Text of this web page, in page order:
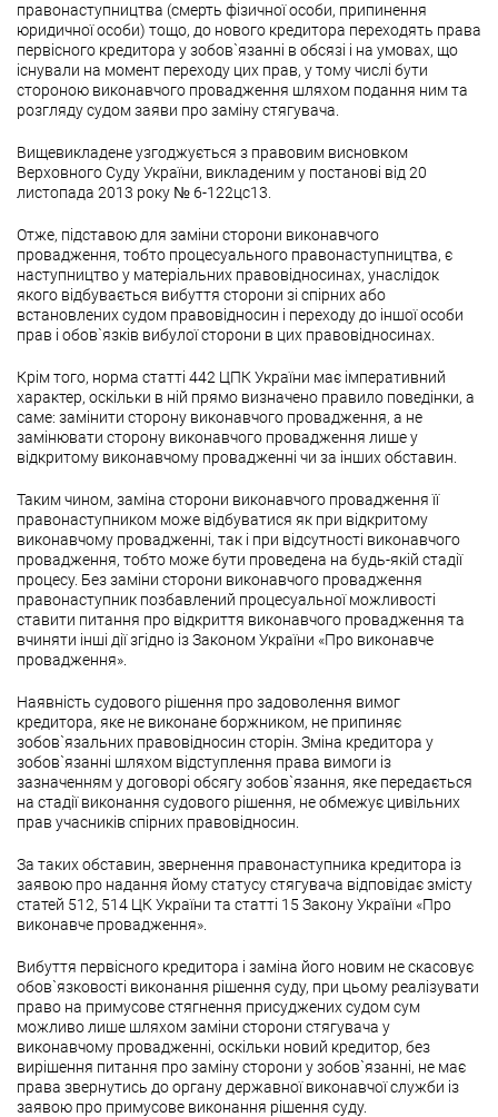
правонаступництва (смерть фізичної особи, припинення
юридичної особи) тощо, до нового кредитора переходять права
первісного кредитора у зобов`язанні в обсязі і на умовах, що
існували на момент переходу цих прав, у тому числі бути
стороною виконавчого провадження шляхом подання ним та
розгляду судом заяви про заміну стягувача.
Вищевикладене узгоджується з правовим висновком
Верховного Суду України, викладеним у постанові від 20
листопада 2013 року № 6-122цс13.
Отже, підставою для заміни сторони виконавчого
провадження, тобто процесуального правонаступництва, є
наступництво у матеріальних правовідносинах, унаслідок
якого відбувається вибуття сторони зі спірних або
встановлених судом правовідносин і переходу до іншої особи
прав і обов`язків вибулої сторони в цих правовідносинах.
Крім того, норма статті 442 ЦПК України має імперативний
характер, оскільки в ній прямо визначено правило поведінки, а
саме: замінити сторону виконавчого провадження, а не
замінювати сторону виконавчого провадження лише у
відкритому виконавчому провадженні чи за інших обставин.
Таким чином, заміна сторони виконавчого провадження її
правонаступником може відбуватися як при відкритому
виконавчому провадженні, так і при відсутності виконавчого
провадження, тобто може бути проведена на будь-якій стадії
процесу. Без заміни сторони виконавчого провадження
правонаступник позбавлений процесуальної можливості
ставити питання про відкриття виконавчого провадження та
вчиняти інші дії згідно із Законом України «Про виконавче
провадження».
Наявність судового рішення про задоволення вимог
кредитора, яке не виконане боржником, не припиняє
зобов`язальних правовідносин сторін. Зміна кредитора у
зобов`язанні шляхом відступлення права вимоги із
зазначенням у договорі обсягу зобов`язання, яке передається
на стадії виконання судового рішення, не обмежує цивільних
прав учасників спірних правовідносин.
За таких обставин, звернення правонаступника кредитора із
заявою про надання йому статусу стягувача відповідає змісту
статей 512, 514 ЦК України та статті 15 Закону України «Про
виконавче провадження».
Вибуття первісного кредитора і заміна його новим не скасовує
обов`язковості виконання рішення суду, при цьому реалізувати
право на примусове стягнення присуджених судом сум
можливо лише шляхом заміни сторони стягувача у
виконавчому провадженні, оскільки новий кредитор, без
вирішення питання про заміну сторони у зобов`язанні, не має
права звернутись до органу державної виконавчої служби із
заявою про примусове виконання рішення суду.